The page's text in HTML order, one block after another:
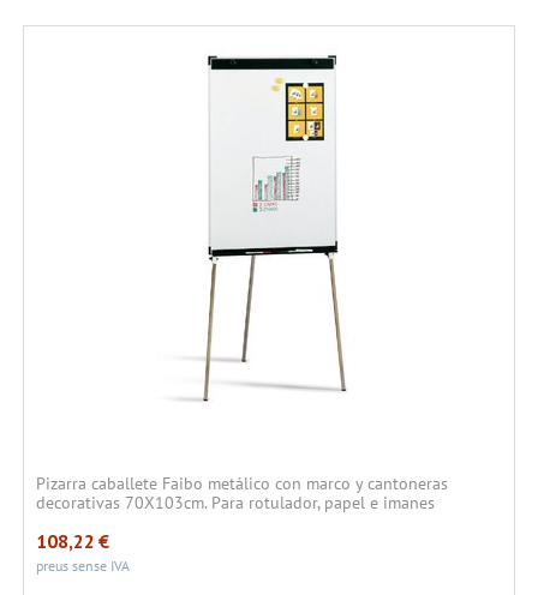
Pizarra caballete Faibo metálico con marco y cantoneras
decorativas 70X103cm. Para rotulador, papel e imanes
108,22 €
preus sense IVA